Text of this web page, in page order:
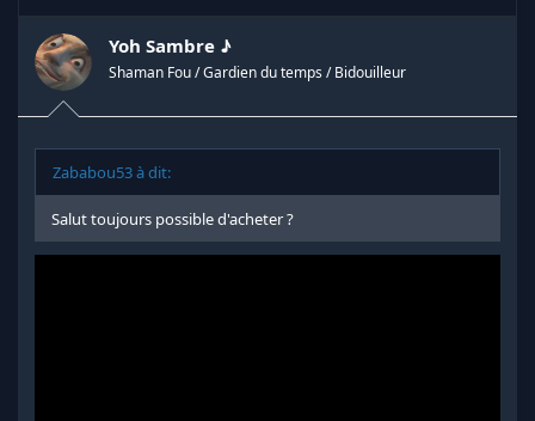
Yoh Sambre ♪
Shaman Fou / Gardien du temps / Bidouilleur
Zababou53 à dit:
Salut toujours possible d'acheter ?